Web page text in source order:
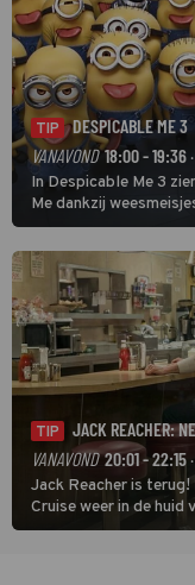
TIP
DESPICABLE ME 3
VANAVOND 18:00 - 19:36
In Despicable Me 3
Me dankzij
het rechte pad
TIP
JACK REACHER:
VANAVOND 20:01 - 22:15
Jack Reacher is
Cruise weer in de huid